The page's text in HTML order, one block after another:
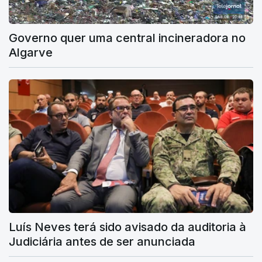
Governo quer uma central incineradora no
Algarve
Luís Neves terá sido avisado da auditoria à
Judiciária antes de ser anunciada